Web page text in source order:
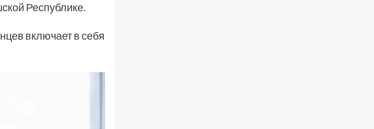
Республике.
включает в себя